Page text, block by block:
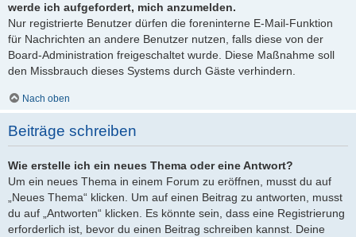
werde ich aufgefordert, mich anzumelden.
Nur registrierte Benutzer dürfen die foreninterne E-Mail-Funktion
für Nachrichten an andere Benutzer nutzen, falls diese von der
Board-Administration freigeschaltet wurde. Diese Maßnahme soll
den Missbrauch dieses Systems durch Gäste verhindern.
Nach oben
Beiträge schreiben
Wie erstelle ich ein neues Thema oder eine Antwort?
Um ein neues Thema in einem Forum zu eröffnen, musst du auf
„Neues Thema“ klicken. Um auf einen Beitrag zu antworten, musst
du auf „Antworten“ klicken. Es könnte sein, dass eine Registrierung
erforderlich ist, bevor du einen Beitrag schreiben kannst. Deine